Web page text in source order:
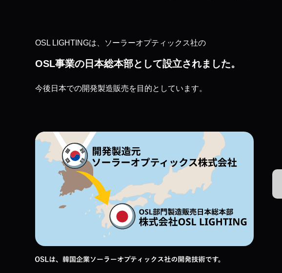
OSL LIGHTINGは、ソーラーオプティックス社の
OSL事業の日本総本部として設立されました。
今後日本での開発製造販売を目的としています。